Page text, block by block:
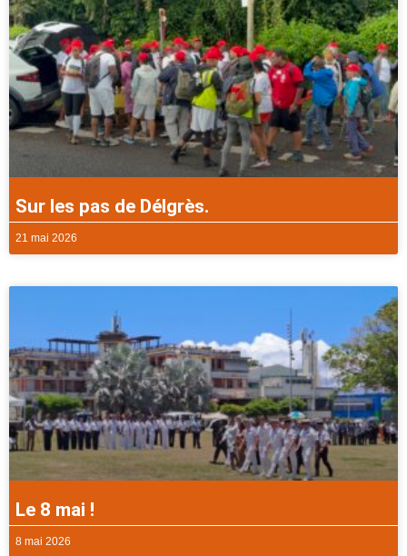
Sur les pas de Délgrès.
21 mai 2026
Le 8 mai !
8 mai 2026